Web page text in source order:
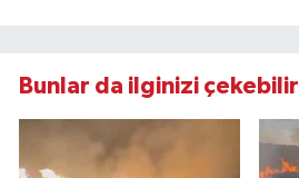
Bunlar da ilginizi çekebilir